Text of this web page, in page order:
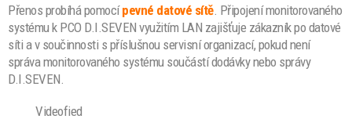
Přenos probíhá pomocípevné datové sítě. Připojení monitorovaného
systému k PCO D.I.SEVEN využitím LAN zajišťuje zákazník po datové
síti a v součinnosti s příslušnou servisní organizací, pokud není
správa monitorovaného systému součástí dodávky nebo správy
D.I.SEVEN.
Videofied